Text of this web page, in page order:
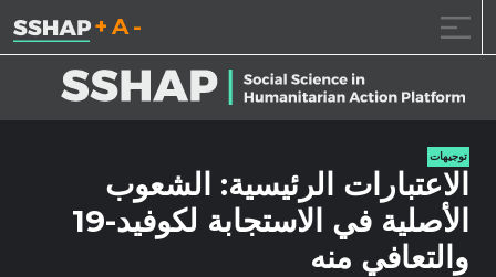
تقليل حجم الخط.
إعادة ضبط حجم
زيادة حجم
توجيهات
الاعتبارات الرئيسية: الشعوب
الأصلية في الاستجابة لكوفيد-19
والتعافي منه